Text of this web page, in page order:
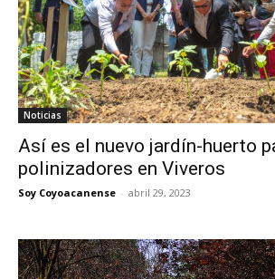
Noticias
Así es el nuevo jardín-huerto
polinizadores en Viveros
Soy Coyoacanense - abril 29, 2023